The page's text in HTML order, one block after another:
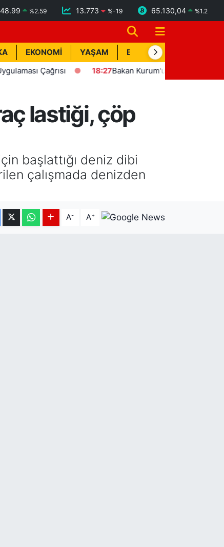
%2.59 13.773 %-19 65.130,04 %1.2
EKONOMİ YAŞAM BİK İLAN
Çağrısı 18:27 Bakan Kurum'un katılımıyla
lastiği, çöp
başlattığı deniz dibi
çalışmada denizden
A- A+